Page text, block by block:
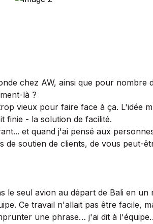
chez AW, ainsi que pour nombre
là ?
vieux pour faire face à ça. L'idée
finie - la solution de facilité.
et quand j'ai pensé aux
soutien de clients, de vous peut-
seul avion au départ de Bali en
Ce travail n'allait pas être facile,
une phrase… j'ai dit à